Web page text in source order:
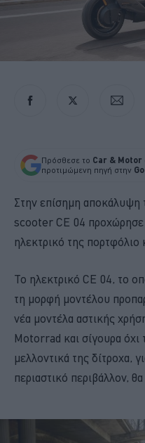
Πρόσθεσε το Car & Motor
προτιμώμενη πηγή στην
Στην επίσημη αποκάλυψη
scooter CE 04 προχώρησε
ηλεκτρικό της πορτφόλιο
Το ηλεκτρικό CE 04, το
τη μορφή μοντέλου
νέα μοντέλα αστικής
Motorrad και σίγουρα όχι
μελλοντικά της δίτροχα,
περιαστικό περιβάλλον,